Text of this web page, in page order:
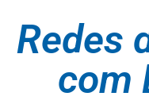
Redes
com